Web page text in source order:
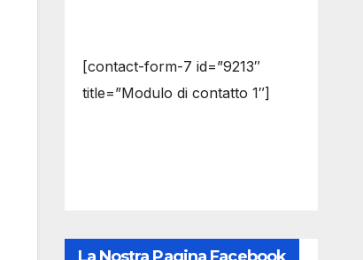
[contact-form-7 id=”9213″
title=”Modulo di contatto 1″]